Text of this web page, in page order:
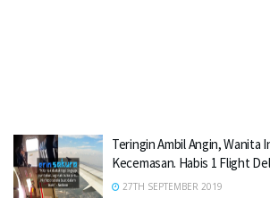
Teringin Ambil Angin, Wanita
Kecemasan. Habis 1 Flight
27TH SEPTEMBER 2019